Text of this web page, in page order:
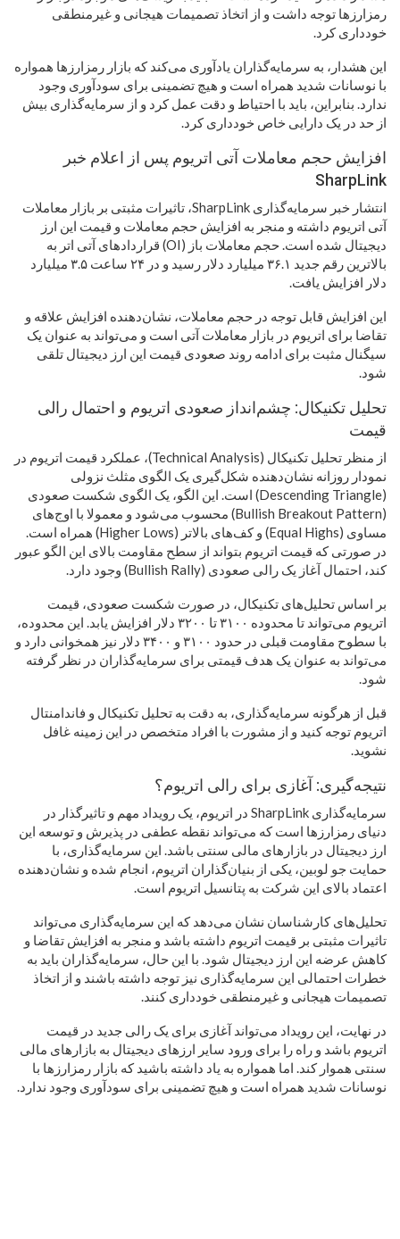
رمزارزها توجه داشت و از اتخاذ تصمیمات هیجانی و غیرمنطقی
خودداری کرد.
این هشدار، به سرمایه‌گذاران یادآوری می‌کند که بازار رمزارزها همواره
با نوسانات شدید همراه است و هیچ تضمینی برای سودآوری وجود
ندارد. بنابراین، باید با احتیاط و دقت عمل کرد و از سرمایه‌گذاری بیش
از حد در یک دارایی خاص خودداری کرد.
افزایش حجم معاملات آتی اتریوم پس از اعلام خبر
SharpLink
انتشار خبر سرمایه‌گذاری SharpLink، تاثیرات مثبتی بر بازار معاملات
آتی اتریوم داشته و منجر به افزایش حجم معاملات و قیمت این ارز
دیجیتال شده است. حجم معاملات باز (OI) قراردادهای آتی اتر به
بالاترین رقم جدید ۳۶.۱ میلیارد دلار رسید و در ۲۴ ساعت ۳.۵ میلیارد
دلار افزایش یافت.
این افزایش قابل توجه در حجم معاملات، نشان‌دهنده افزایش علاقه و
تقاضا برای اتریوم در بازار معاملات آتی است و می‌تواند به عنوان یک
سیگنال مثبت برای ادامه روند صعودی قیمت این ارز دیجیتال تلقی
شود.
تحلیل تکنیکال: چشم‌انداز صعودی اتریوم و احتمال رالی
قیمت
از منظر تحلیل تکنیکال (Technical Analysis)، عملکرد قیمت اتریوم در
نمودار روزانه نشان‌دهنده شکل‌گیری یک الگوی مثلث نزولی
(Descending Triangle) است. این الگو، یک الگوی شکست صعودی
(Bullish Breakout Pattern) محسوب می‌شود و معمولا با اوج‌های
مساوی (Equal Highs) و کف‌های بالاتر (Higher Lows) همراه است.
در صورتی که قیمت اتریوم بتواند از سطح مقاومت بالای این الگو عبور
کند، احتمال آغاز یک رالی صعودی (Bullish Rally) وجود دارد.
بر اساس تحلیل‌های تکنیکال، در صورت شکست صعودی، قیمت
اتریوم می‌تواند تا محدوده ۳۱۰۰ تا ۳۲۰۰ دلار افزایش یابد. این محدوده،
با سطوح مقاومت قبلی در حدود ۳۱۰۰ و ۳۴۰۰ دلار نیز همخوانی دارد و
می‌تواند به عنوان یک هدف قیمتی برای سرمایه‌گذاران در نظر گرفته
شود.
قبل از هرگونه سرمایه‌گذاری، به دقت به تحلیل تکنیکال و فاندامنتال
اتریوم توجه کنید و از مشورت با افراد متخصص در این زمینه غافل
نشوید.
نتیجه‌گیری: آغازی برای رالی اتریوم؟
سرمایه‌گذاری SharpLink در اتریوم، یک رویداد مهم و تاثیرگذار در
دنیای رمزارزها است که می‌تواند نقطه عطفی در پذیرش و توسعه این
ارز دیجیتال در بازارهای مالی سنتی باشد. این سرمایه‌گذاری، با
حمایت جو لوبین، یکی از بنیان‌گذاران اتریوم، انجام شده و نشان‌دهنده
اعتماد بالای این شرکت به پتانسیل اتریوم است.
تحلیل‌های کارشناسان نشان می‌دهد که این سرمایه‌گذاری می‌تواند
تاثیرات مثبتی بر قیمت اتریوم داشته باشد و منجر به افزایش تقاضا و
کاهش عرضه این ارز دیجیتال شود. با این حال، سرمایه‌گذاران باید به
خطرات احتمالی این سرمایه‌گذاری نیز توجه داشته باشند و از اتخاذ
تصمیمات هیجانی و غیرمنطقی خودداری کنند.
در نهایت، این رویداد می‌تواند آغازی برای یک رالی جدید در قیمت
اتریوم باشد و راه را برای ورود سایر ارزهای دیجیتال به بازارهای مالی
سنتی هموار کند. اما همواره به یاد داشته باشید که بازار رمزارزها با
نوسانات شدید همراه است و هیچ تضمینی برای سودآوری وجود ندارد.